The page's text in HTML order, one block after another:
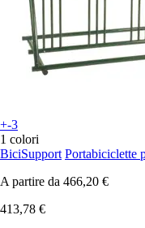
+-3
1 colori
BiciSupport Portabiciclette
A partire da 466,20 €
413,78 €